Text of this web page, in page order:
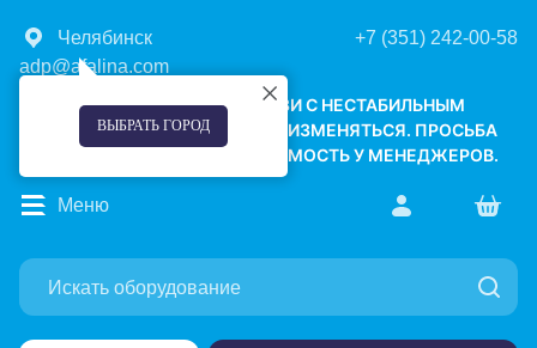
Челябинск
ВЫБРАТЬ ГОРОД
+7 (351) 242-00-58
adp@afalina.com
УВАЖАЕМЫЕ КЛИЕНТЫ! В СВЯЗИ С НЕСТАБИЛЬНЫМ
КУРСОМ ВАЛЮТ, ЦЕНЫ МОГУТ ИЗМЕНЯТЬСЯ. ПРОСЬБА
УТОЧНЯТЬ АКТУАЛЬНУЮ СТОИМОСТЬ У МЕНЕДЖЕРОВ.
Меню